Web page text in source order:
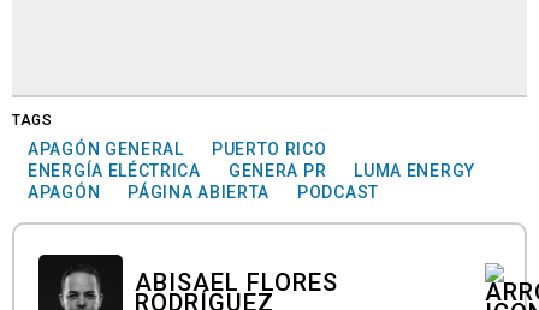
TAGS
APAGÓN GENERAL
PUERTO RICO
ENERGÍA ELÉCTRICA
GENERA PR
LUMA ENERGY
APAGÓN
PÁGINA ABIERTA PODCAST
ABISAEL FLORES
RODRÍGUEZ